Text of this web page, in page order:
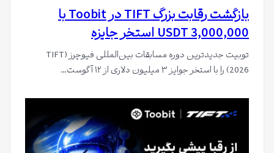
بازگشت رقابت بزرگ TIFT در Toobit با
3,000,000 USDT استخر جایزه
توبیت جدیدترین دوره مسابقات بین‌المللی فیوچرز (TIFT
2026) را با استخر جوایز ۳ میلیون دلاری از ۱۲ آگوست…